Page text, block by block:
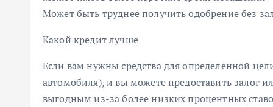
Может быть труднее получить одобрение без
Какой кредит лучше
Если вам нужны средства для определенной
автомобиля), и вы можете предоставить залог
выгодным из-за более низких процентных